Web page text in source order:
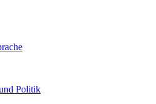
Politik